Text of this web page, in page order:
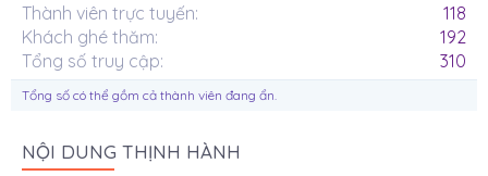
Thành viên trực tuyến
118
Khách ghé thăm
192
Tổng số truy cập
310
Tổng số có thể gồm cả thành viên đang ẩn.
NỘI DUNG THỊNH HÀNH